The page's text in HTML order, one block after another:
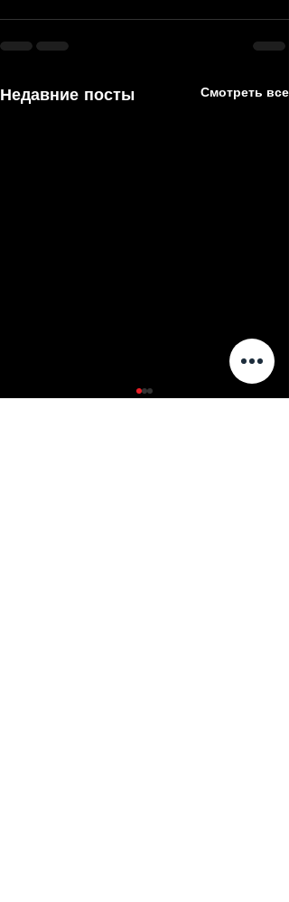
Недавние посты Смотреть все